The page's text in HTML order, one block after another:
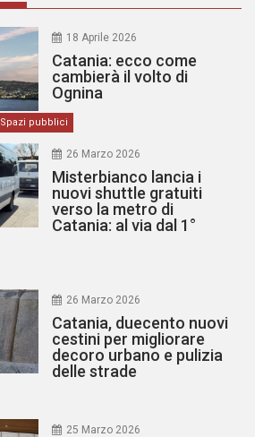
18 Aprile 2026
Catania: ecco come
cambierà il volto di
Ognina
Spazi pubblici
26 Marzo 2026
Misterbianco lancia i
nuovi shuttle gratuiti
verso la metro di
Catania: al via dal 1°
26 Marzo 2026
Catania, duecento nuovi
cestini per migliorare
decoro urbano e pulizia
delle strade
25 Marzo 2026